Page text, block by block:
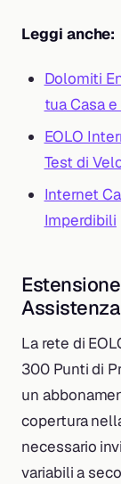
Leggi anche:
Dolomiti
tua Casa
EOLO
Test di
Internet
Imperdibili
La rete di
300 Punti di
un
copertura
necessario
variabili a